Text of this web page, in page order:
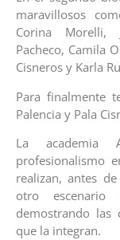
maravillosos
Corina Morelli,
Pacheco, Camila
Cisneros y Karla
Para finalmente
Palencia y Pala
La academia
profesionalismo
realizan, antes
otro escenario
demostrando las
que la integran.